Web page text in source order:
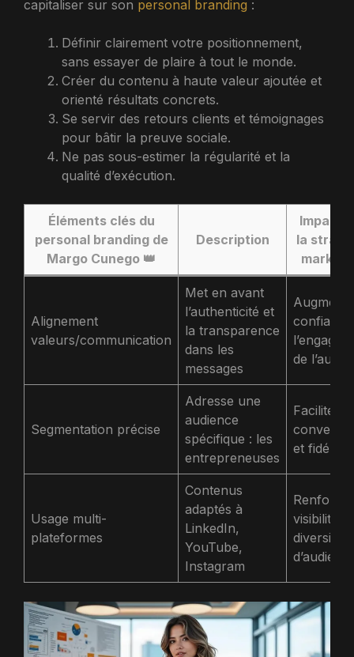
capitaliser sur son personal branding :
Définir clairement votre positionnement,
sans essayer de plaire à tout le monde.
Créer du contenu à haute valeur ajoutée et
orienté résultats concrets.
Se servir des retours clients et témoignages
pour bâtir la preuve sociale.
Ne pas sous-estimer la régularité et la
qualité d’exécution.
Éléments clés du
personal branding de
Margo Cunego 👑
Description
Impact
la
Alignement
valeurs/communication
Met en avant
l’authenticité et
la transparence
dans les
messages
de
Segmentation précise
Adresse une
audience
spécifique : les
entrepreneuses
Facilite la
et
Usage multi-
plateformes
Contenus
adaptés à
LinkedIn,
YouTube,
Instagram
Renforce
visibilité
diversité